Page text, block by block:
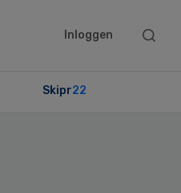
Inloggen
Search
Skipr22